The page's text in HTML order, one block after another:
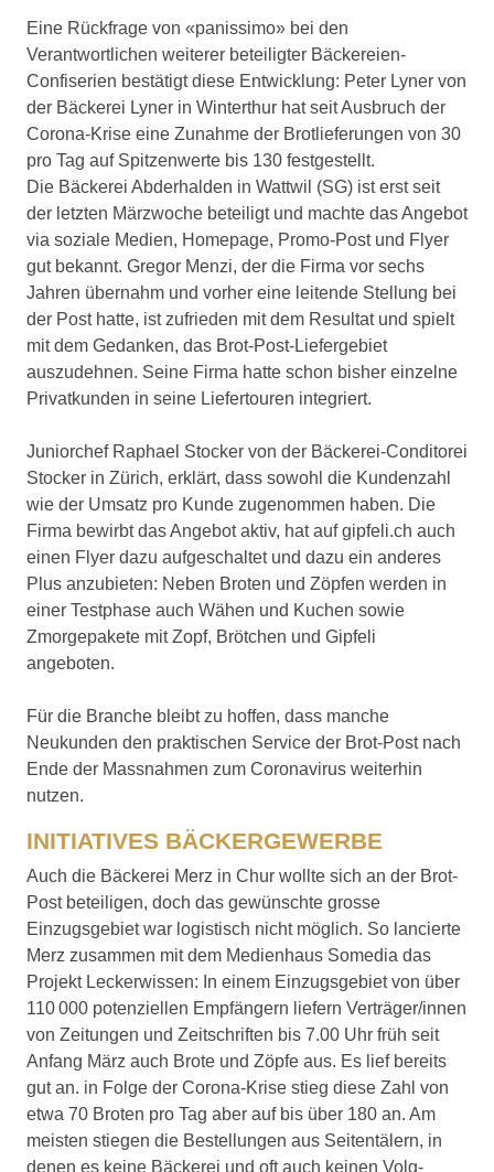
Eine Rückfrage von «panissimo» bei den
Verantwortlichen weiterer beteiligter Bäckereien-
Confiserien bestätigt diese Entwicklung: Peter Lyner von
der Bäckerei Lyner in Winterthur hat seit Ausbruch der
Corona-Krise eine Zunahme der Brotlieferungen von 30
pro Tag auf Spitzenwerte bis 130 festgestellt.
Die Bäckerei Abderhalden in Wattwil (SG) ist erst seit
der letzten Märzwoche beteiligt und machte das Angebot
via soziale Medien, Homepage, Promo-Post und Flyer
gut bekannt. Gregor Menzi, der die Firma vor sechs
Jahren übernahm und vorher eine leitende Stellung bei
der Post hatte, ist zufrieden mit dem Resultat und spielt
mit dem Gedanken, das Brot-Post-Liefergebiet
auszudehnen. Seine Firma hatte schon bisher einzelne
Privatkunden in seine Liefertouren integriert.
Juniorchef Raphael Stocker von der Bäckerei-Conditorei
Stocker in Zürich, erklärt, dass sowohl die Kundenzahl
wie der Umsatz pro Kunde zugenommen haben. Die
Firma bewirbt das Angebot aktiv, hat auf gipfeli.ch auch
einen Flyer dazu aufgeschaltet und dazu ein anderes
Plus anzubieten: Neben Broten und Zöpfen werden in
einer Testphase auch Wähen und Kuchen sowie
Zmorgepakete mit Zopf, Brötchen und Gipfeli
angeboten.
Für die Branche bleibt zu hoffen, dass manche
Neukunden den praktischen Service der Brot-Post nach
Ende der Massnahmen zum Coronavirus weiterhin
nutzen.
INITIATIVES BÄCKERGEWERBE
Auch die Bäckerei Merz in Chur wollte sich an der Brot-
Post beteiligen, doch das gewünschte grosse
Einzugsgebiet war logistisch nicht möglich. So lancierte
Merz zusammen mit dem Medienhaus Somedia das
Projekt Leckerwissen: In einem Einzugsgebiet von über
110 000 potenziellen Empfängern liefern Verträger/innen
von Zeitungen und Zeitschriften bis 7.00 Uhr früh seit
Anfang März auch Brote und Zöpfe aus. Es lief bereits
gut an. in Folge der Corona-Krise stieg diese Zahl von
etwa 70 Broten pro Tag aber auf bis über 180 an. Am
meisten stiegen die Bestellungen aus Seitentälern, in
denen es keine Bäckerei und oft auch keinen Volg-